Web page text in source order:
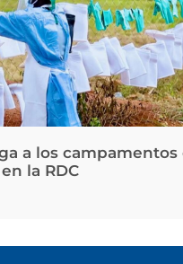
a los campamentos
la RDC